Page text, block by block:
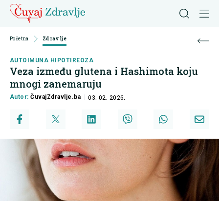
Početna Zdravlje
AUTOIMUNA HIPOTIREOZA
Veza između glutena i Hashimota koju
mnogi zanemaruju
Autor:ČuvajZdravlje.ba 03. 02. 2026.